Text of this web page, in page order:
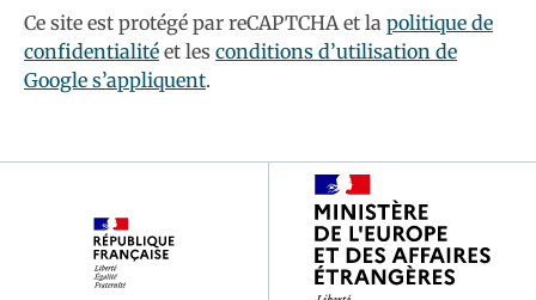
Ce site est protégé par reCAPTCHA et la politique de
confidentialité et les conditions d’utilisation de
Google s’appliquent.